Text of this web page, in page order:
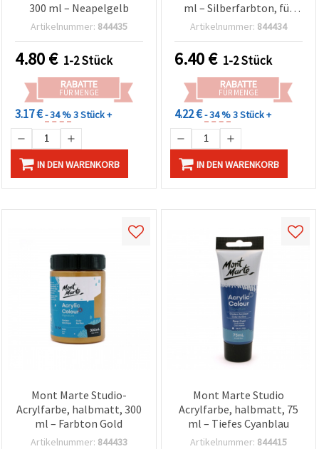
300 ml – Neapelgelb
Artikelnummer: 844435
4.80€ 1-2 Stück
RABATTE
FÜR MENGE
3.17 €- 34 %3 Stück +
IN DEN WARENKORB
ml – Silberfarbton, für
Hobby & Basteln
Artikelnummer: 844434
6.40€ 1-2 Stück
RABATTE
FÜR MENGE
4.22 €- 34 %3 Stück +
IN DEN WARENKORB
Mont Marte Studio-
Acrylfarbe, halbmatt, 300
ml – Farbton Gold
Artikelnummer: 844433
Mont Marte Studio
Acrylfarbe, halbmatt, 75
ml – Tiefes Cyanblau
Artikelnummer: 844415